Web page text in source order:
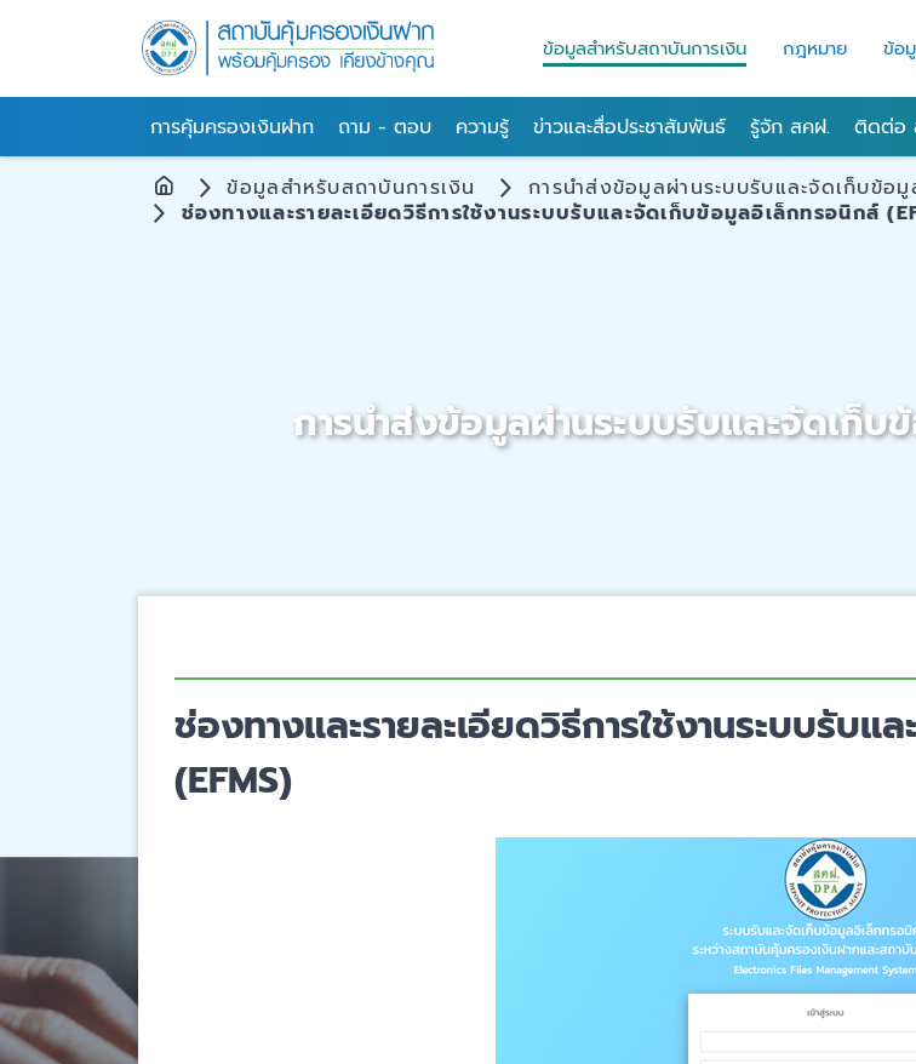
ข้อมูลสำหรับสถาบันการเงิน กฎหมาย ข้อ
การคุ้มครองเงินฝาก ถาม - ตอบ ความรู้ ข่าวและสื่อประชาสัมพันธ์ รู้จัก สคฝ. ติดต่อ
ข้อมูลสำหรับสถาบันการเงิน
การนำส่งข้อมูลผ่านระบบรับและจัดเก็บข้อ
ช่องทางและรายละเอียดวิธีการใช้งานระบบรับและจัดเก็บข้อมูลอิเล็กทรอนิกส์
การนำส่งข้อมูลผ่านระบบรับและจัดเก็บ
ช่องทางและรายละเอียดวิธีการใช้งานระบบรับ
(EFMS)